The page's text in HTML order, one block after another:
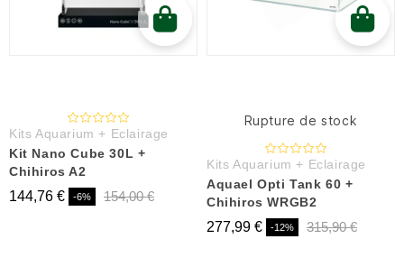
Kits Aquarium + Eclairage
Kit Nano Cube 30L +
Chihiros A2
144,76 € -6% 154,00 €
Rupture de stock
Kits Aquarium + Eclairage
Aquael Opti Tank 60 +
Chihiros WRGB2
277,99 € -12% 315,90 €